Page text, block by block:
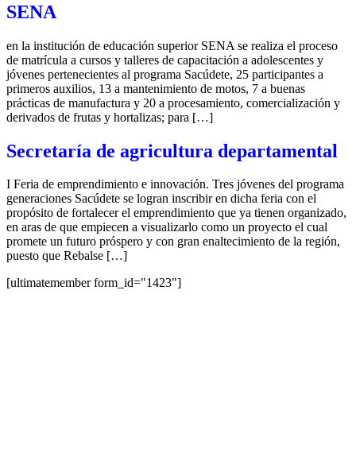
SENA
en la institución de educación superior SENA se realiza el proceso
de matrícula a cursos y talleres de capacitación a adolescentes y
jóvenes pertenecientes al programa Sacúdete, 25 participantes a
primeros auxilios, 13 a mantenimiento de motos, 7 a buenas
prácticas de manufactura y 20 a procesamiento, comercialización y
derivados de frutas y hortalizas; para […]
Secretaría de agricultura departamental
I Feria de emprendimiento e innovación. Tres jóvenes del programa
generaciones Sacúdete se logran inscribir en dicha feria con el
propósito de fortalecer el emprendimiento que ya tienen organizado,
en aras de que empiecen a visualizarlo como un proyecto el cual
promete un futuro próspero y con gran enaltecimiento de la región,
puesto que Rebalse […]
[ultimatemember form_id="1423"]